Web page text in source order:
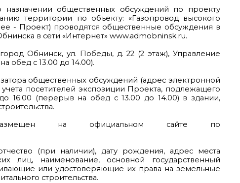
назначении общественных обсуждений по проекту
территории по объекту: «Газопровод высокого
- Проект) проводятся общественные обсуждения в
в сети «Интернет» www.admobninsk.ru.
Обнинск, ул. Победы, д. 22 (2 этаж), Управление
обед с 13.00 до 14.00).
общественных обсуждений (адрес электронной
посетителей экспозиции Проекта, подлежащего
16.00 (перерыв на обед с 13.00 до 14.00) в здании,
на официальном сайте по
(при наличии), дату рождения, адрес места
лиц, наименование, основной государственный
или удостоверяющие их права на земельные
строительства.